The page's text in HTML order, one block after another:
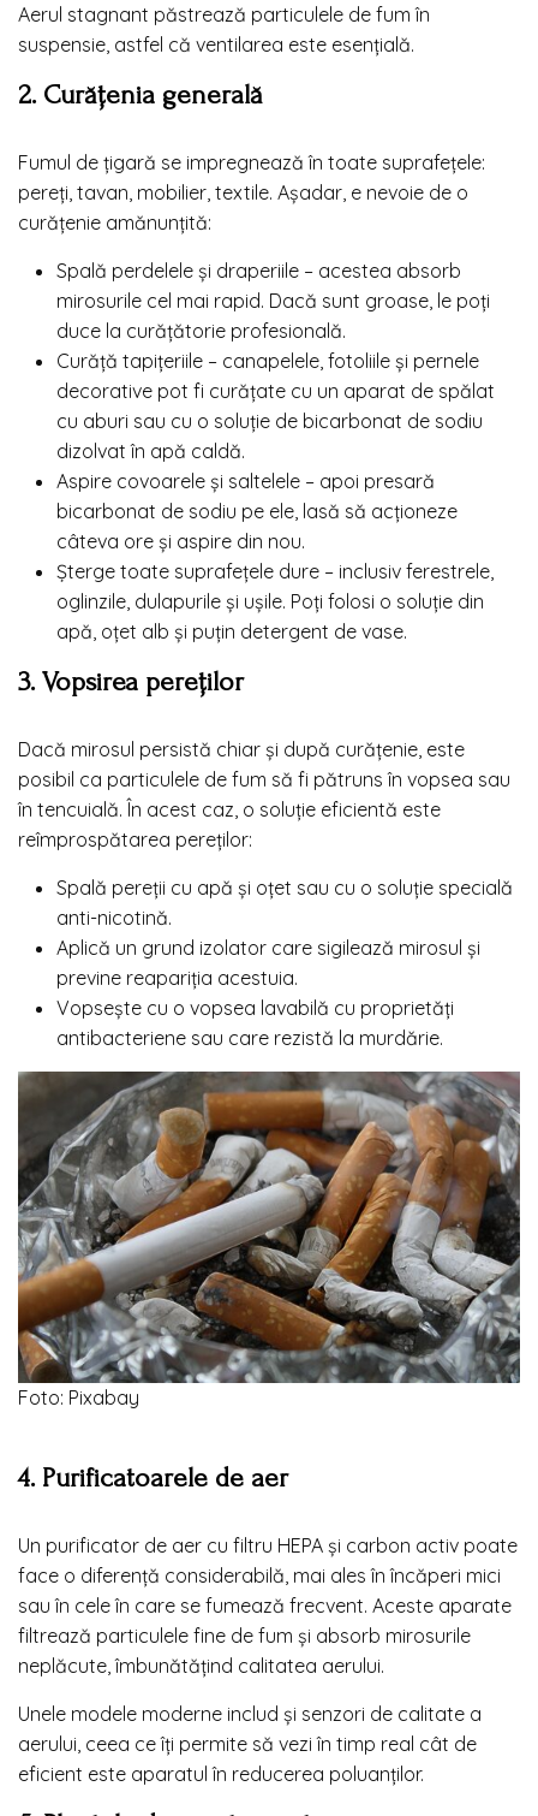
Aerul stagnant păstrează particulele de fum în
suspensie, astfel că ventilarea este esențială.
2. Curățenia generală
Fumul de țigară se impregnează în toate suprafețele:
pereți, tavan, mobilier, textile. Așadar, e nevoie de o
curățenie amănunțită:
Spală perdelele și draperiile – acestea absorb
mirosurile cel mai rapid. Dacă sunt groase, le poți
duce la curățătorie profesională.
Curăță tapițeriile – canapelele, fotoliile și pernele
decorative pot fi curățate cu un aparat de spălat
cu aburi sau cu o soluție de bicarbonat de sodiu
dizolvat în apă caldă.
Aspire covoarele și saltelele – apoi presară
bicarbonat de sodiu pe ele, lasă să acționeze
câteva ore și aspire din nou.
Șterge toate suprafețele dure – inclusiv ferestrele,
oglinzile, dulapurile și ușile. Poți folosi o soluție din
apă, oțet alb și puțin detergent de vase.
3. Vopsirea pereților
Dacă mirosul persistă chiar și după curățenie, este
posibil ca particulele de fum să fi pătruns în vopsea sau
în tencuială. În acest caz, o soluție eficientă este
reîmprospătarea pereților:
Spală pereții cu apă și oțet sau cu o soluție specială
anti-nicotină.
Aplică un grund izolator care sigilează mirosul și
previne reapariția acestuia.
Vopsește cu o vopsea lavabilă cu proprietăți
antibacteriene sau care rezistă la murdărie.
Foto: Pixabay
4. Purificatoarele de aer
Un purificator de aer cu filtru HEPA și carbon activ poate
face o diferență considerabilă, mai ales în încăperi mici
sau în cele în care se fumează frecvent. Aceste aparate
filtrează particulele fine de fum și absorb mirosurile
neplăcute, îmbunătățind calitatea aerului.
Unele modele moderne includ și senzori de calitate a
aerului, ceea ce îți permite să vezi în timp real cât de
eficient este aparatul în reducerea poluanților.